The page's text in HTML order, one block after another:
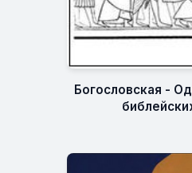
Богословская -